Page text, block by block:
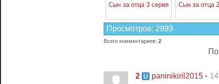
Сын за отца 3 серия Сын за отца
Просмотров: 2999
Всего комментариев: 2
2 paninikiril2015 •